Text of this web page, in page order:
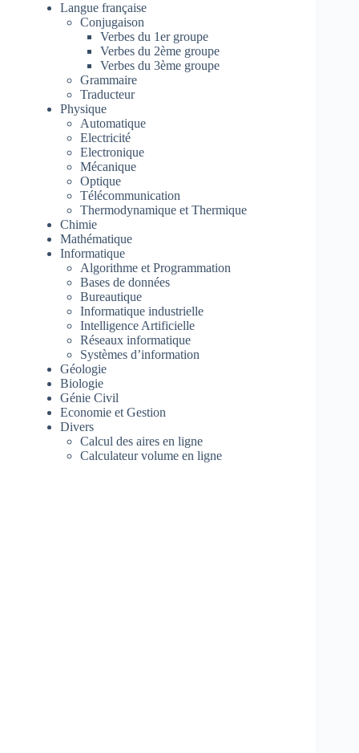
Langue française
Conjugaison
Verbes du 1er groupe
Verbes du 2ème groupe
Verbes du 3ème groupe
Grammaire
Traducteur
Physique
Automatique
Electricité
Electronique
Mécanique
Optique
Télécommunication
Thermodynamique et Thermique
Chimie
Mathématique
Informatique
Algorithme et Programmation
Bases de données
Bureautique
Informatique industrielle
Intelligence Artificielle
Réseaux informatique
Systèmes d’information
Géologie
Biologie
Génie Civil
Economie et Gestion
Divers
Calcul des aires en ligne
Calculateur volume en ligne